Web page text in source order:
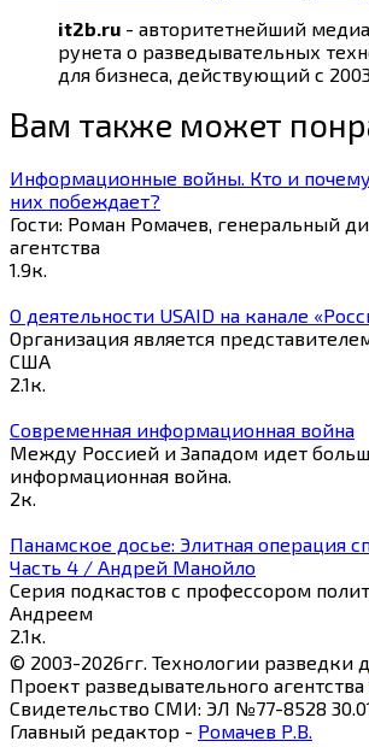
it2b.ru - авторитетнейший
рунета о разведывательных
для бизнеса, действующий с
Вам также может
Информационные войны. Кто и
них побеждает?
Гости: Роман Ромачев, генеральный
агентства
1.9к.
О деятельности USAID на канале
Организация является
США
2.1к.
Современная информационная война
Между Россией и Западом идет
информационная война.
2к.
Панамское досье: Элитная операция
Часть 4 / Андрей Манойло
Серия подкастов с профессором
Андреем
2.1к.
© 2003-2026гг. Технологии разведки
Проект разведывательного агентства
Свидетельство СМИ: ЭЛ №77-8528
Главный редактор - Ромачев Р.В.